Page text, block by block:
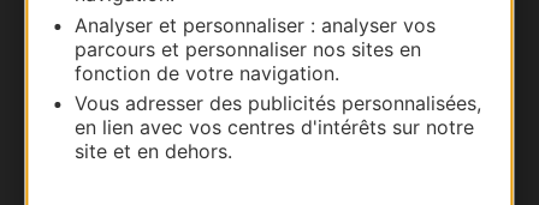
Analyser et personnaliser : analyser vos
parcours et personnaliser nos sites en
fonction de votre navigation.
Vous adresser des publicités personnalisées,
en lien avec vos centres d'intérêts sur notre
site et en dehors.
Nous contacter
Carte interactive
Documentation